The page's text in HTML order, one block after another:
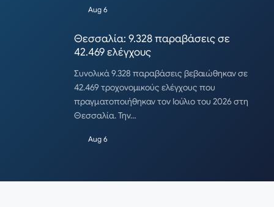
Aug 6
Θεσσαλία: 9.328 παραβάσεις σε
42.469 ελέγχους
Συνολικά 9.328 παραβάσεις βεβαιώθηκαν σε
42.469 τροχονομικούς ελέγχους που
πραγματοποιήθηκαν τον Ιούλιο του 2026 στη
Θεσσαλία. Την…
Aug 6